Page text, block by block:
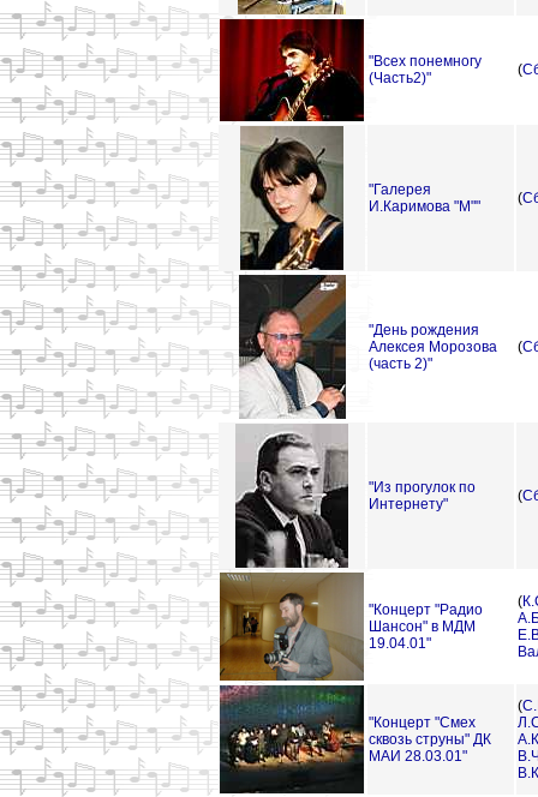
"Всех понемногу
(Часть2)"
(
"Галерея
И.Каримова "М""
(
"День рождения
Алексея Морозова
(часть 2)"
(
"Из прогулок по
Интернету"
(
"Концерт "Радио
Шансон" в МДМ
19.04.01"
(
"Концерт "Смех
сквозь струны" ДК
МАИ 28.03.01"
(